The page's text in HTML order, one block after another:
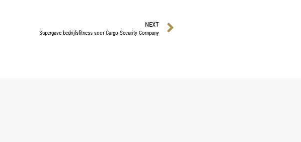
NEXT
Supergave bedrijfsfitness voor Cargo Security Company